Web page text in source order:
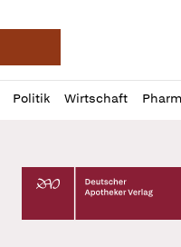
Deutsche
Politik Wirtschaft
Profil
öffnen
Daz
Pur
Deutscher Apotheker